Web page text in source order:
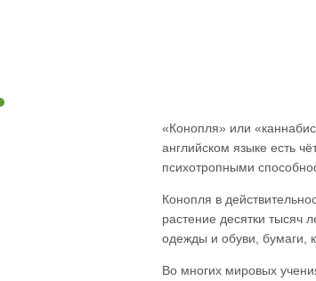
«Конопля» или
английском языке есть
психотропными
Конопля в
растение десятки тысяч
одежды и обуви, бумаги,
Во многих мировых